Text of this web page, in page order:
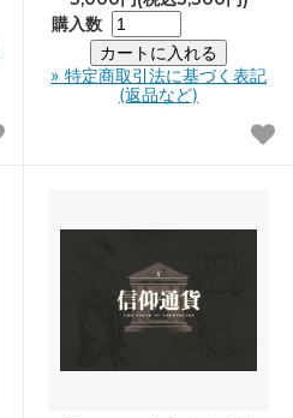
購入数
» 特定商取引法に基づく表記
(返品など)